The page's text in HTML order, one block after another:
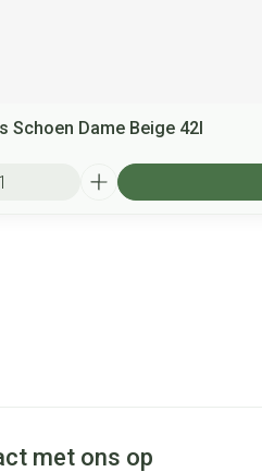
Schoen Dame Beige 42l
met ons op